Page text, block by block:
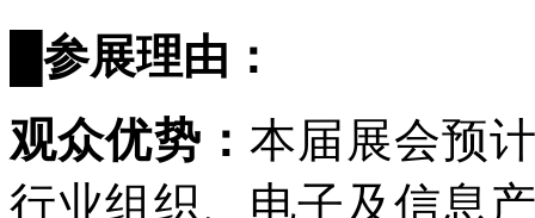
参展理由：
观众优势：本届展会预
行业组织、电子及信息